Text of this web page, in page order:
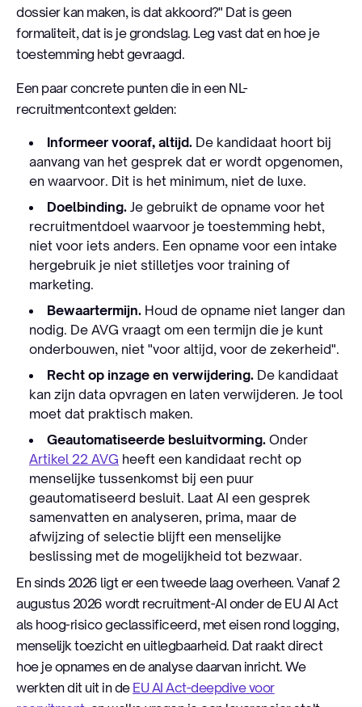
dossier kan maken, is dat akkoord?" Dat is geen
formaliteit, dat is je grondslag. Leg vast dat en hoe je
toestemming hebt gevraagd.
Een paar concrete punten die in een NL-
recruitmentcontext gelden:
Informeer vooraf, altijd. De kandidaat hoort bij
aanvang van het gesprek dat er wordt opgenomen,
en waarvoor. Dit is het minimum, niet de luxe.
Doelbinding. Je gebruikt de opname voor het
recruitmentdoel waarvoor je toestemming hebt,
niet voor iets anders. Een opname voor een intake
hergebruik je niet stilletjes voor training of
marketing.
Bewaartermijn. Houd de opname niet langer dan
nodig. De AVG vraagt om een termijn die je kunt
onderbouwen, niet "voor altijd, voor de zekerheid".
Recht op inzage en verwijdering. De kandidaat
kan zijn data opvragen en laten verwijderen. Je tool
moet dat praktisch maken.
Geautomatiseerde besluitvorming. Onder
Artikel 22 AVG heeft een kandidaat recht op
menselijke tussenkomst bij een puur
geautomatiseerd besluit. Laat AI een gesprek
samenvatten en analyseren, prima, maar de
afwijzing of selectie blijft een menselijke
beslissing met de mogelijkheid tot bezwaar.
En sinds 2026 ligt er een tweede laag overheen. Vanaf 2
augustus 2026 wordt recruitment-AI onder de EU AI Act
als hoog-risico geclassificeerd, met eisen rond logging,
menselijk toezicht en uitlegbaarheid. Dat raakt direct
hoe je opnames en de analyse daarvan inricht. We
werkten dit uit in de EU AI Act-deepdive voor